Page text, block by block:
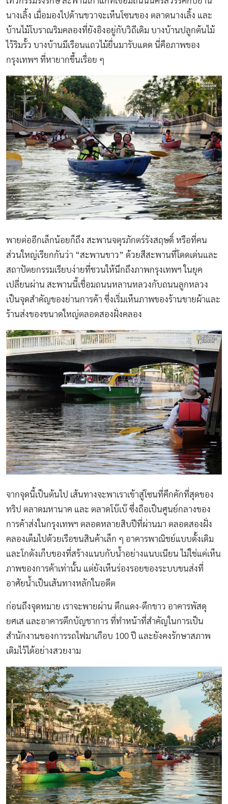
นางเลิ้ง เมื่อมองไปด้านขวาจะเห็นโซนของ ตลาดนางเลิ้ง และ
บ้านไม้โบราณริมคลองที่ยังอิงอยู่กับวิถีเดิม บางบ้านปลูกต้นไม้
ไว้ริมรั้ว บางบ้านมีเรือนแถวไม้ยื่นมารับแดด นี่คือภาพของ
กรุงเทพฯ ที่หายากขึ้นเรื่อย ๆ
พายต่ออีกเล็กน้อยก็ถึง สะพานจตุรภักตร์รังสฤษดิ์ หรือที่คน
ส่วนใหญ่เรียกกันว่า “สะพานขาว” ด้วยสีสะพานที่โดดเด่นและ
สถาปัตยกรรมเรียบง่ายที่ชวนให้นึกถึงภาพกรุงเทพฯ ในยุค
เปลี่ยนผ่าน สะพานนี้เชื่อมถนนหลานหลวงกับถนนลูกหลวง
เป็นจุดสำคัญของย่านการค้า ซึ่งเริ่มเห็นภาพของร้านขายผ้าและ
ร้านส่งของขนาดใหญ่ตลอดสองฝั่งคลอง
จากจุดนี้เป็นต้นไป เส้นทางจะพาเราเข้าสู่โซนที่คึกคักที่สุดของ
ทริป ตลาดมหานาค และ ตลาดโบ๊เบ๊ ซึ่งถือเป็นศูนย์กลางของ
การค้าส่งในกรุงเทพฯ ตลอดหลายสิบปีที่ผ่านมา ตลอดสองฝั่ง
คลองเต็มไปด้วยเรือขนสินค้าเล็ก ๆ อาคารพาณิชย์แบบดั้งเดิม
และโกดังเก็บของที่สร้างแนบกับน้ำอย่างแนบเนียน ไม่ใช่แค่เห็น
ภาพของการค้าเท่านั้น แต่ยังเห็นร่องรอยของระบบขนส่งที่
อาศัยน้ำเป็นเส้นทางหลักในอดีต
ก่อนถึงจุดหมาย เราจะพายผ่าน ตึกแดง-ตึกขาว อาคารพัสดุ
ยศเส และอาคารตึกบัญชาการ ที่ทำหน้าที่สำคัญในการเป็น
สำนักงานของการรถไฟมาเกือบ 100 ปี และยังคงรักษาสภาพ
เดิมไว้ได้อย่างสวยงาม